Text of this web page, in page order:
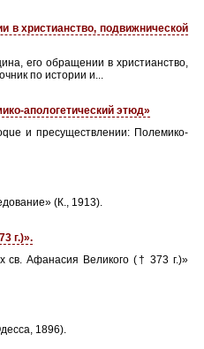
в христианство, подвижнической
его обращении в христианство,
по истории и...
апологетический этюд»
и пресуществлении: Полемико-
(К., 1913).
г.)».
св. Афанасия Великого († 373 г.)»
1896).